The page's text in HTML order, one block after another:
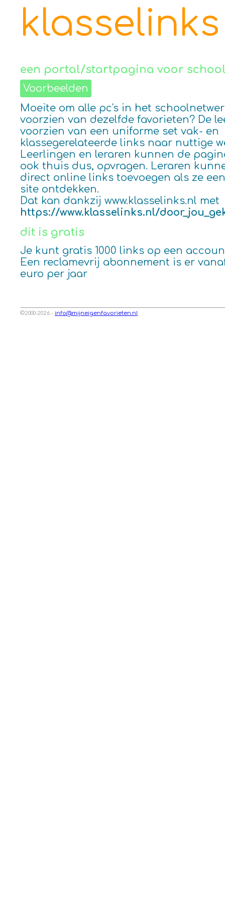
klasselinks
een portal/startpagina voor school
Voorbeelden
Moeite om alle pc's in het
voorzien van dezelfde favorieten? De
voorzien van een uniforme set vak- en
klassegerelateerde links naar nuttige
Leerlingen en leraren kunnen de
ook thuis dus, opvragen. Leraren
direct online links toevoegen als ze
site ontdekken.
Dat kan dankzij www.klasselinks.nl met
https://www.klasselinks.nl/
dit is gratis
Je kunt gratis 1000 links op een
Een reclamevrij abonnement is er vanaf
euro per jaar
©2000-2026 - info@mijneigenfavorieten.nl